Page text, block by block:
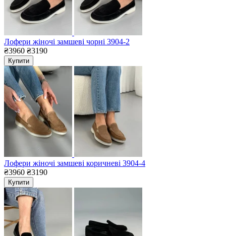
Лофери жіночі замшеві чорні 3904-2
₴3960 ₴3190
Купити
Лофери жіночі замшеві коричневі 3904-4
₴3960 ₴3190
Купити